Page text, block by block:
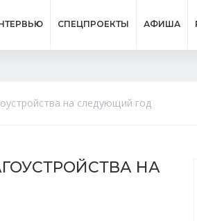
СПЕЦПРОЕКТЫ АФИША
на следующий год
НА